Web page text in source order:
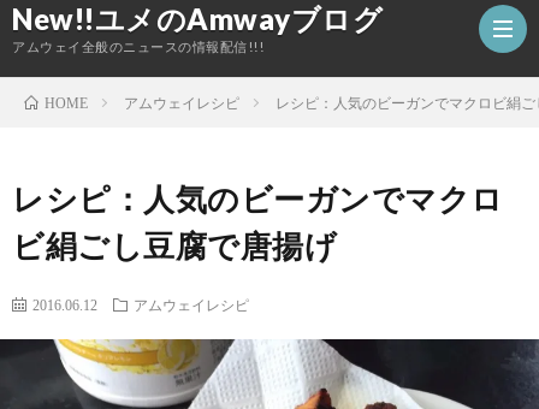
New!!ユメのAmwayブログ
アムウェイ全般のニュースの情報配信!!!
ウ
HOME アムウェイレシピ レシピ：人気のビーガンでマクロビ絹
レシピ：人気のビーガンでマクロ
ビ絹ごし豆腐で唐揚げ
2016.06.12 アムウェイレシピ